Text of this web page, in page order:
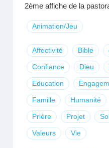
2ème affiche de la
Animation/Jeu
Affectivité Bible
Confiance Dieu
Education
Famille Humanité
Prière Projet
Valeurs Vie